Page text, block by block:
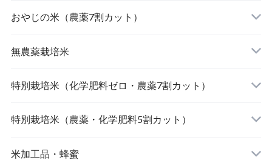
山形東置賜 つや姫（有機栽培米）
山形庄内 ミルキークィーン（有機栽培米）
北海道産 おぼろづき（自然栽培米）
北海道産 ななつぼし（自然栽培米）
島根松江きぬむすめ(有機栽培米)
おやじの米（農薬7割カット）
おやじの米 山形鶴岡産 雪若丸
【完売】おやじの米 山形鶴岡産ササニシキ
おやじの米 山形鶴岡産つや姫
おやじの米 山形鶴岡産こしひかり
無農薬栽培米
宮崎県産 太陽米ミルキークィーン
【完売】島根奥出雲産 櫛名田姫米こしひかり
【完売】新潟燕産 こしひかり
特別栽培米（化学肥料ゼロ・農薬7割カット）
風さやか（長野）
JAたじま コウノトリ育むお米 こしひかり（兵
特別栽培米（農薬・化学肥料5割カット）
新潟佐渡産 こしひかり
米加工品・蜂蜜